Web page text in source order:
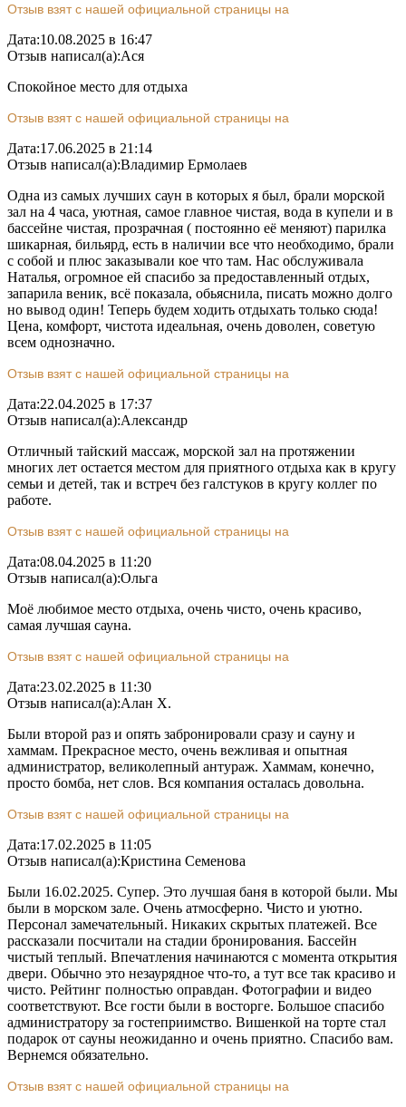
Отзыв взят с нашей официальной страницы на
Дата:10.08.2025 в 16:47
Отзыв написал(а):Ася
Спокойное место для отдыха
Отзыв взят с нашей официальной страницы на
Дата:17.06.2025 в 21:14
Отзыв написал(а):Владимир Ермолаев
Одна из самых лучших саун в которых я был, брали морской
зал на 4 часа, уютная, самое главное чистая, вода в купели и в
бассейне чистая, прозрачная ( постоянно её меняют) парилка
шикарная, бильярд, есть в наличии все что необходимо, брали
с собой и плюс заказывали кое что там. Нас обслуживала
Наталья, огромное ей спасибо за предоставленный отдых,
запарила веник, всё показала, обьяснила, писать можно долго
но вывод один! Теперь будем ходить отдыхать только сюда!
Цена, комфорт, чистота идеальная, очень доволен, советую
всем однозначно.
Отзыв взят с нашей официальной страницы на
Дата:22.04.2025 в 17:37
Отзыв написал(а):Александр
Отличный тайский массаж, морской зал на протяжении
многих лет остается местом для приятного отдыха как в кругу
семьи и детей, так и встреч без галстуков в кругу коллег по
работе.
Отзыв взят с нашей официальной страницы на
Дата:08.04.2025 в 11:20
Отзыв написал(а):Ольга
Моё любимое место отдыха, очень чисто, очень красиво,
самая лучшая сауна.
Отзыв взят с нашей официальной страницы на
Дата:23.02.2025 в 11:30
Отзыв написал(а):Алан Х.
Были второй раз и опять забронировали сразу и сауну и
хаммам. Прекрасное место, очень вежливая и опытная
администратор, великолепный антураж. Хаммам, конечно,
просто бомба, нет слов. Вся компания осталась довольна.
Отзыв взят с нашей официальной страницы на
Дата:17.02.2025 в 11:05
Отзыв написал(а):Кристина Семенова
Были 16.02.2025. Супер. Это лучшая баня в которой были. Мы
были в морском зале. Очень атмосферно. Чисто и уютно.
Персонал замечательный. Никаких скрытых платежей. Все
рассказали посчитали на стадии бронирования. Бассейн
чистый теплый. Впечатления начинаются с момента открытия
двери. Обычно это незаурядное что-то, а тут все так красиво и
чисто. Рейтинг полностью оправдан. Фотографии и видео
соответствуют. Все гости были в восторге. Большое спасибо
администратору за гостеприимство. Вишенкой на торте стал
подарок от сауны неожиданно и очень приятно. Спасибо вам.
Вернемся обязательно.
Отзыв взят с нашей официальной страницы на